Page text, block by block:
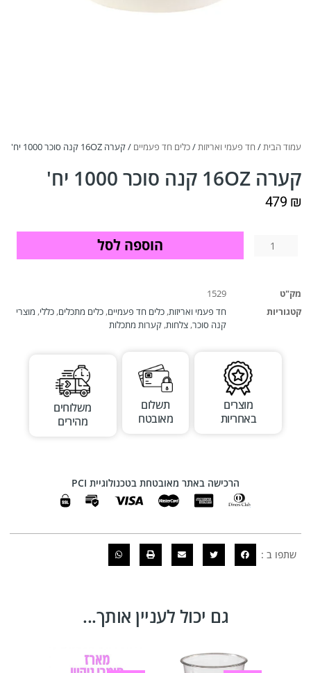
עמוד הבית/ חד פעמי ואריזות/כלים חד פעמיים / קערה 16OZ קנה סוכר 1000 יח'
קערה 16OZ קנה סוכר 1000 יח'
479 ₪
הוספה לסל
מק"ט
1529
קטגוריות
חד פעמי ואריזות, כלים חד פעמיים, כלים מתכלים, כללי, מוצרי
קנה סוכר, צלחות, קערות מתכלות
מוצרים
באחריות
תשלום
מאובטח
משלוחים
מהירים
הרכישה באתר מאובטחת בטכנולוגיית PCI
שתפו ב :
גם יכול לעניין אותך...